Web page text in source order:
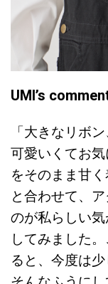
UMI’s
「大きなリボ
可愛いくてお
をそのまま甘
と合わせて、
のが私らしい
してみました
ると、今度は